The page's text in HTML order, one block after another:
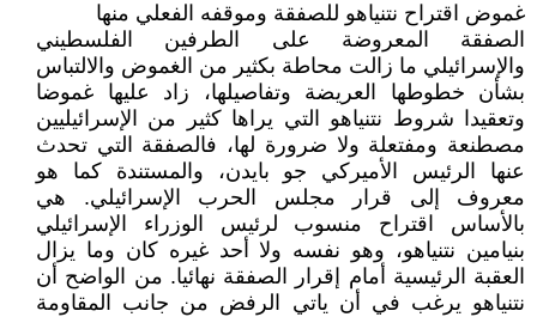
غموض اقتراح نتنياهو للصفقة وموقفه الفعلي منها
الصفقة المعروضة على الطرفين الفلسطيني
والإسرائيلي ما زالت محاطة بكثير من الغموض والالتباس
بشأن خطوطها العريضة وتفاصيلها، زاد عليها غموضا
وتعقيدا شروط نتنياهو التي يراها كثير من الإسرائيليين
مصطنعة ومفتعلة ولا ضرورة لها، فالصفقة التي تحدث
عنها الرئيس الأميركي جو بايدن، والمستندة كما هو
معروف إلى قرار مجلس الحرب الإسرائيلي. هي
بالأساس اقتراح منسوب لرئيس الوزراء الإسرائيلي
بنيامين نتنياهو، وهو نفسه ولا أحد غيره كان وما يزال
العقبة الرئيسية أمام إقرار الصفقة نهائيا. من الواضح أن
نتنياهو يرغب في أن ياتي الرفض من جانب المقاومة